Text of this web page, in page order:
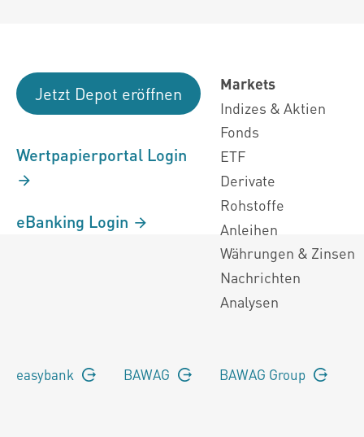
Jetzt Depot eröffnen
Wertpapierportal Login
eBanking Login
Markets
Indizes & Aktien
Fonds
ETF
Derivate
Rohstoffe
Anleihen
Währungen & Zinsen
Nachrichten
Analysen
easybank BAWAG BAWAG Group